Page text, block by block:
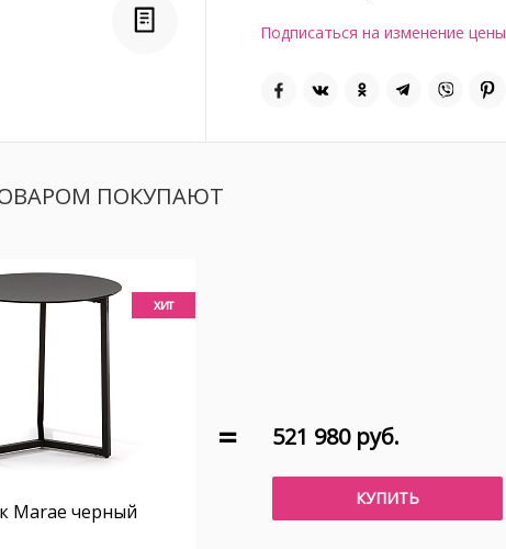
Подписаться на изменение цены
ПОКУПАЮТ
хит
Marae черный
521 980 руб.
КУПИТЬ